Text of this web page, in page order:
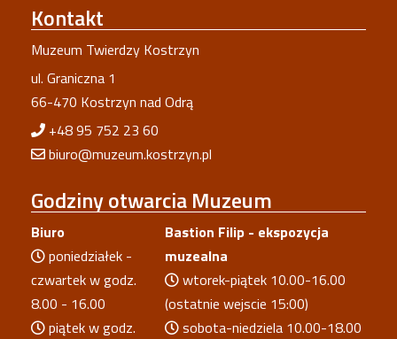
Kontakt
Muzeum Twierdzy Kostrzyn
ul. Graniczna 1
66-470 Kostrzyn nad Odrą
+48 95 752 23 60
biuro@muzeum.kostrzyn.pl
Godzinyotwarcia Muzeum
Biuro
poniedziałek -
czwartek w godz.
8.00 - 16.00
piątek w godz.
Bastion Filip - ekspozycja
muzealna
wtorek-piątek 10.00-16.00
(ostatnie wejscie 15:00)
sobota-niedziela 10.00-18.00